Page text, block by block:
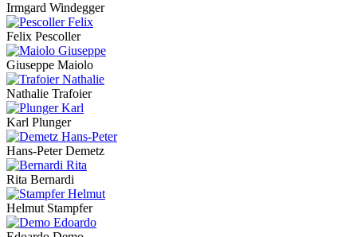
Irmgard Windegger
Felix Pescoller
Giuseppe Maiolo
Nathalie Trafoier
Karl Plunger
Hans-Peter Demetz
Rita Bernardi
Helmut Stampfer